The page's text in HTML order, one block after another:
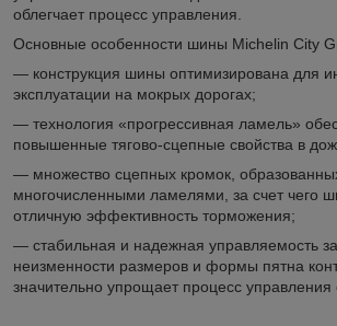
облегчает процесс управления.
Основные особенности шины Michelin City
— конструкция шины оптимизирована для
эксплуатации на мокрых дорогах;
— технология «прогрессивная ламель»
повышенные тягово-сцепные свойства в
— множество сцепных кромок,
многочисленными ламелями, за счет чего
отличную эффективность торможения;
— стабильная и надежная управляемость
неизменности размеров и формы пятна
значительно упрощает процесс управления